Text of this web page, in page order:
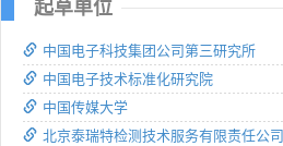
起草单位
中国电子科技集团公司第三研究所
中国电子技术标准化研究院
中国传媒大学
北京泰瑞特检测技术服务有限责任公司